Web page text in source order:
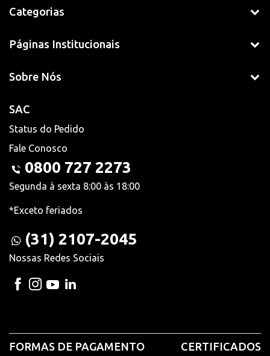
Categorias
Páginas Institucionais
Sobre Nós
SAC
Status do Pedido
Fale Conosco
0800 727 2273
Segunda à sexta 8:00 às 18:00
*Exceto feriados
(31) 2107-2045
Nossas Redes Sociais
FORMAS DE PAGAMENTO CERTIFICADOS